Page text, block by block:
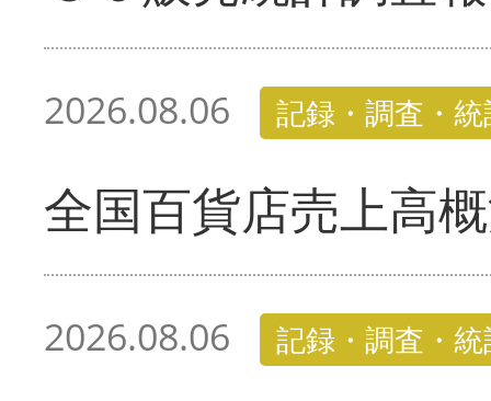
2026.08.06 記録・調査・
全国百貨店売上高
2026.08.06 記録・調査・